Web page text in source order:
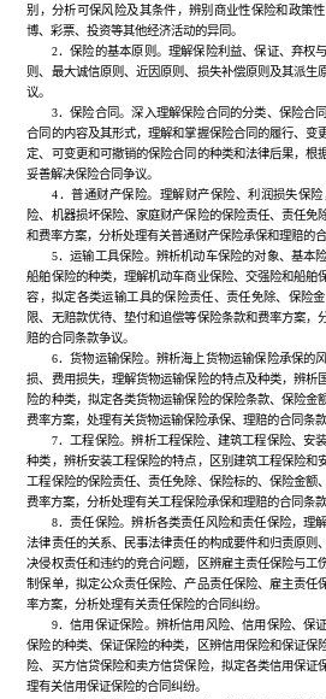
别，分析可保风险及其条件，辨别商业性保险和政策
博、彩票、投资等其他经济活动的异同。
2．保险的基本原则。理解保险利益、保证、弃权
则、最大诚信原则、近因原则、损失补偿原则及其派生
议。
3．保险合同。深入理解保险合同的分类、保险合
合同的内容及其形式，理解和掌握保险合同的履行、变
定、可变更和可撤销的保险合同的种类和法律后果，根
妥善解决保险合同争议。
4．普通财产保险。理解财产保险、利润损失保险
险、机器损坏保险、家庭财产保险的保险责任、责任免
和费率方案，分析处理有关普通财产保险承保和理赔的合
5．运输工具保险。辨析机动车保险的对象、基本
船舶保险的种类，理解机动车商业保险、交强险和船舶
容，拟定各类运输工具的保险责任、责任免除、保险
限、无赔款优待、垫付和追偿等保险条款和费率方案，
赔的合同条款争议。
6．货物运输保险。辨析海上货物运输保险承保的
损、费用损失，理解货物运输保险的特点及种类，辨析
险的种类，拟定各类货物运输保险的保险条款、保险金
费率方案，处理有关货物运输保险承保、理赔的合同条款
7．工程保险。辨析工程保险、建筑工程保险、安
种类，辨析安装工程保险的特点，区别建筑工程保险和
工程保险的保险责任、责任免除、保险标的、保险金额
费率方案，分析处理有关工程保险承保和理赔的合同条款
8．责任保险。辨析各类责任风险和责任保险，理
法律责任的关系、民事法律责任的构成要件和归责原则
决侵权责任和违约的竞合问题，区辨雇主责任保险与工
制保单，拟定公众责任保险、产品责任保险、雇主责任
率方案，分析处理有关责任保险的合同纠纷。
9．信用保证保险。辨析信用风险、信用保险、保
保险的种类、保证保险的种类，区辨信用保险和保证保
险、买方信贷保险和卖方信贷保险，拟定各类信用保证
理有关信用保证保险的合同纠纷。